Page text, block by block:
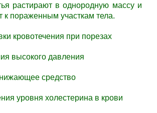
растирают в однородную массу и
к пораженным участкам тела.
кровотечения при порезах
высокого давления
средство
уровня холестерина в крови